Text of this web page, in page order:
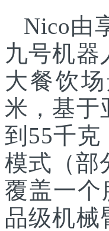
Nico由
九号机器
大餐饮
米，基于
到55千
模式（部
覆盖一
品级机械